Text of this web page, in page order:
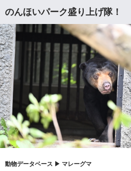
のんほいパーク盛り上げ隊！
索
ン
テ
ン
ツ
へ
ス
キ
ッ
プ
動物データベース ▶ マレーグマ